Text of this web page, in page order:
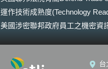
及企業都能在可信賴的數位服務
益。 由於COVID-19大流行，加
速工作模式的變化，2020年歐盟
40%的民眾遠距辦公，而同年網
億歐元。因此，為維護全球開放
的穩定運作，在保護網路安全的同
時，亦應保護歐盟的共同價值觀
運作技術成熟度(Technology
美國涉密聯邦政府員工之機密資
台